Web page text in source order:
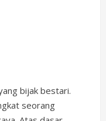
bijak bestari.
seorang